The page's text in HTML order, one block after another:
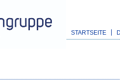
STARTSEITE